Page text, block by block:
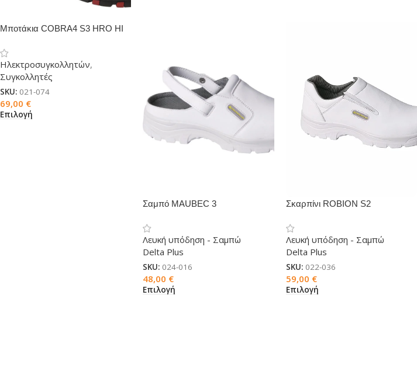
Μποτάκια COBRA4 S3 HRO HI
Ηλεκτροσυγκολλητών,
Συγκολλητές
SKU: 021-074
69,00 €
Επιλογή
Σαμπό MAUBEC 3
Λευκή υπόδηση - Σαμπώ
Delta Plus
SKU: 024-016
48,00 €
Επιλογή
Σκαρπίνι ROBION S2
Λευκή υπόδηση - Σαμπώ
Delta Plus
SKU: 022-036
59,00 €
Επιλογή